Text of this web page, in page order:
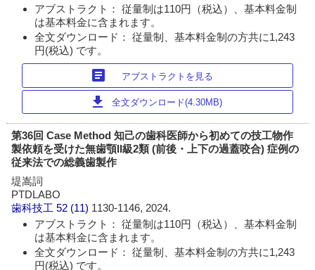
アブストラクト： 従量制は110円（税込）、基本料金制
は基本料金に含まれます。
全文ダウンロード： 従量制、基本料金制の方共に1,243
円(税込) です。
article アブストラクトを見る
download 全文ダウンロード(4.30MB)
第36回 Case Method 知己の歯科医師から初めての技工物作
製依頼を受けた無歯顎II級2類 (前後・上下の過蓋咬合) 症例の
従来法での総義歯製作
堤嵩詞
PTDLABO
歯科技工 52 (11) 1130-1146, 2024.
アブストラクト： 従量制は110円（税込）、基本料金制
は基本料金に含まれます。
全文ダウンロード： 従量制、基本料金制の方共に1,243
円(税込) です。